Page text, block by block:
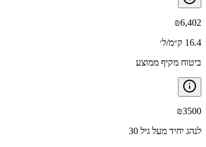
₪6,402
16.4 ק״מ/ל׳
ביטוח מקיף ממוצע
₪3500
לנהג יחיד מעל גיל 30